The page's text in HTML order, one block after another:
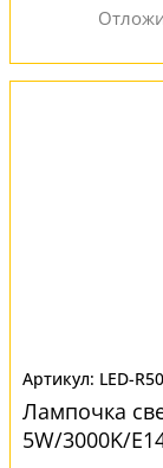
LED-
Лампочка
5W/3000K/